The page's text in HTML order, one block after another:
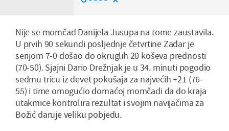
Nije se momčad Danijela Jusupa na tome zaustavila.
U prvih 90 sekundi posljednje četvrtine Zadar je
serijom 7-0 došao do okruglih 20 koševa prednosti
(70-50). Sjajni Dario Drežnjak je u 34. minuti pogodio
sedmu tricu iz devet pokušaja za najvećih +21 (76-
55) i time omogućio domaćoj momčadi da do kraja
utakmice kontrolira rezultat i svojim navijačima za
Božić daruje veliku pobjedu.